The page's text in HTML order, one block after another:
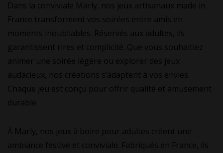
Dans la conviviale Marly, nos jeux artisanaux made in
France transforment vos soirées entre amis en
moments inoubliables. Réservés aux adultes, ils
garantissent rires et complicité. Que vous souhaitiez
animer une soirée légère ou explorer des jeux
audacieux, nos créations s’adaptent à vos envies.
Chaque jeu est conçu pour offrir qualité et amusement
durable.
À Marly, nos jeux à boire pour adultes créent une
ambiance festive et conviviale. Fabriqués en France, ils